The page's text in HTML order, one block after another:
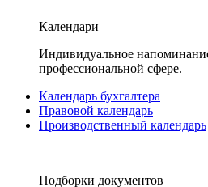
Календари
Индивидуальное
профессиональной сфере.
Календарь бухгалтера
Правовой календарь
Производственный календарь
Подборки документов